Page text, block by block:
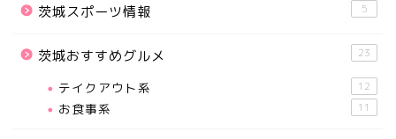
茨城スポーツ情報 5
茨城おすすめグルメ 23
テイクアウト系 12
お食事系 11